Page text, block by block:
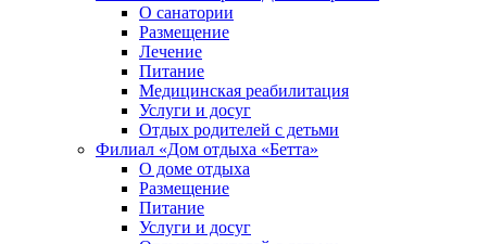
О санатории
Размещение
Лечение
Питание
Медицинская реабилитация
Услуги и досуг
Отдых родителей с детьми
Филиал «Дом отдыха «Бетта»
О доме отдыха
Размещение
Питание
Услуги и досуг